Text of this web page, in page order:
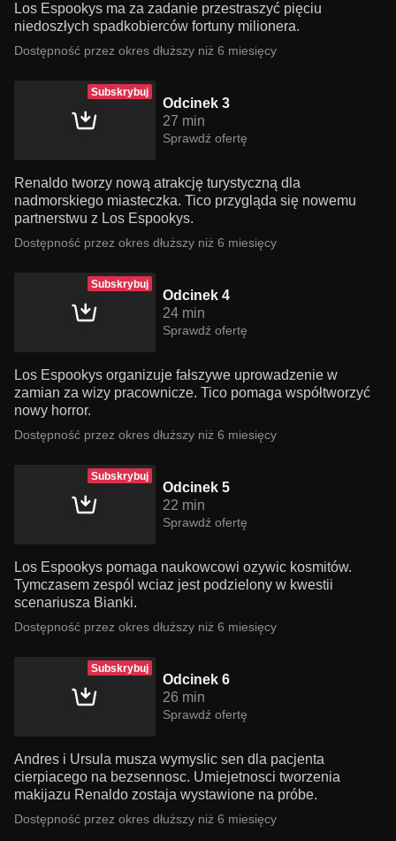
Los Espookys ma za zadanie przestraszyć pięciu
niedoszłych spadkobierców fortuny milionera.
Dostępność przez okres dłuższy niż 6 miesięcy
Subskrybuj
Odcinek 3
27 min
Sprawdź ofertę
Renaldo tworzy nową atrakcję turystyczną dla
nadmorskiego miasteczka. Tico przygląda się nowemu
partnerstwu z Los Espookys.
Dostępność przez okres dłuższy niż 6 miesięcy
Subskrybuj
Odcinek 4
24 min
Sprawdź ofertę
Los Espookys organizuje fałszywe uprowadzenie w
zamian za wizy pracownicze. Tico pomaga współtworzyć
nowy horror.
Dostępność przez okres dłuższy niż 6 miesięcy
Subskrybuj
Odcinek 5
22 min
Sprawdź ofertę
Los Espookys pomaga naukowcowi ozywic kosmitów.
Tymczasem zespól wciaz jest podzielony w kwestii
scenariusza Bianki.
Dostępność przez okres dłuższy niż 6 miesięcy
Subskrybuj
Odcinek 6
26 min
Sprawdź ofertę
Andres i Ursula musza wymyslic sen dla pacjenta
cierpiacego na bezsennosc. Umiejetnosci tworzenia
makijazu Renaldo zostaja wystawione na próbe.
Dostępność przez okres dłuższy niż 6 miesięcy